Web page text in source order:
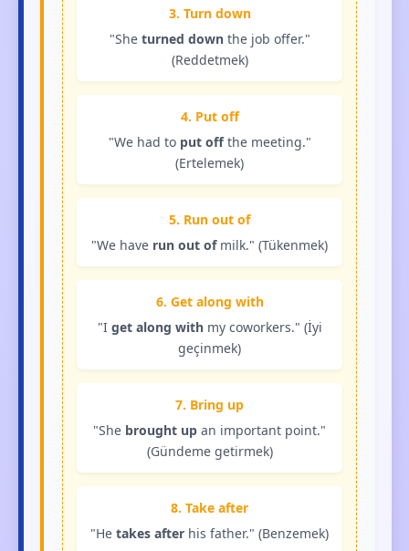
3. Turn down
"She turned downthe job offer."
(Reddetmek)
4. Put off
"We had to put offthe meeting."
(Ertelemek)
5. Run out of
"We have run out ofmilk." (Tükenmek)
6. Get along with
"I get along withmy coworkers." (İyi
geçinmek)
7. Bring up
"She brought up an important point."
(Gündeme getirmek)
8. Take after
"Hetakes after his father." (Benzemek)